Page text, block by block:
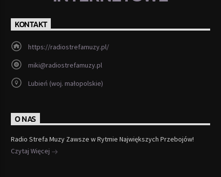
KONTAKT
https://radiostrefamuzy.pl/
miki@radiostrefamuzy.pl
Lubień (woj. małopolskie)
O NAS
Radio Strefa Muzy Zawsze w Rytmie Największych Przebojów!
Czytaj Więcej